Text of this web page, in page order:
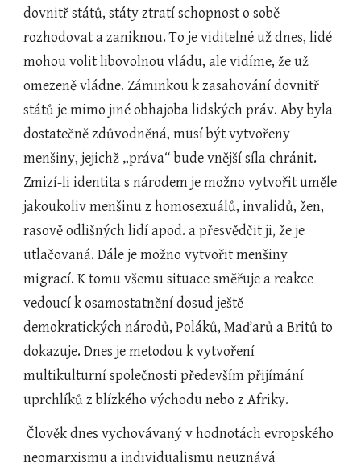
dovnitř států, státy ztratí schopnost o sobě
rozhodovat a zaniknou. To je viditelné už dnes, lidé
mohou volit libovolnou vládu, ale vidíme, že už
omezeně vládne. Záminkou k zasahování dovnitř
států je mimo jiné obhajoba lidských práv. Aby byla
dostatečně zdůvodněná, musí být vytvořeny
menšiny, jejichž „práva“ bude vnější síla chránit.
Zmizí-li identita s národem je možno vytvořit uměle
jakoukoliv menšinu z homosexuálů, invalidů, žen,
rasově odlišných lidí apod. a přesvědčit ji, že je
utlačovaná. Dále je možno vytvořit menšiny
migrací. K tomu všemu situace směřuje a reakce
vedoucí k osamostatnění dosud ještě
demokratických národů, Poláků, Maďarů a Britů to
dokazuje. Dnes je metodou k vytvoření
multikulturní společnosti především přijímání
uprchlíků z blízkého východu nebo z Afriky.
Člověk dnes vychovávaný v hodnotách evropského
neomarxismu a individualismu neuznává